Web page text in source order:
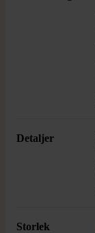
Detaljer
Storlek